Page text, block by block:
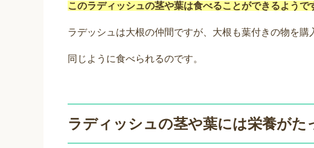
このラディッシュの茎や葉は食べることができるようで
ラデッシュは大根の仲間ですが、大根も葉付きの物を購
同じように食べられるのです。
ラディッシュの茎や葉には栄養がた